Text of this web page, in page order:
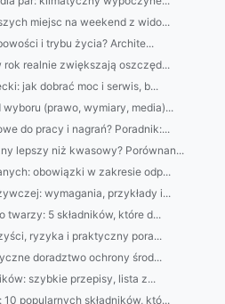
miejsc na weekend z wido...
i trybu życia? Archite...
realnie zwiększają oszczęd...
jak dobrać moc i serwis, b...
wyboru (prawo, wymiary, media)...
do pracy i nagrań? Poradnik:...
lepszy niż kwasowy? Porównan...
obowiązki w zakresie odp...
wymagania, przykłady i...
5 składników, które d...
ryzyka i praktyczny pora...
doradztwo ochrony środ...
szybkie przepisy, lista z...
popularnych składników, któ...